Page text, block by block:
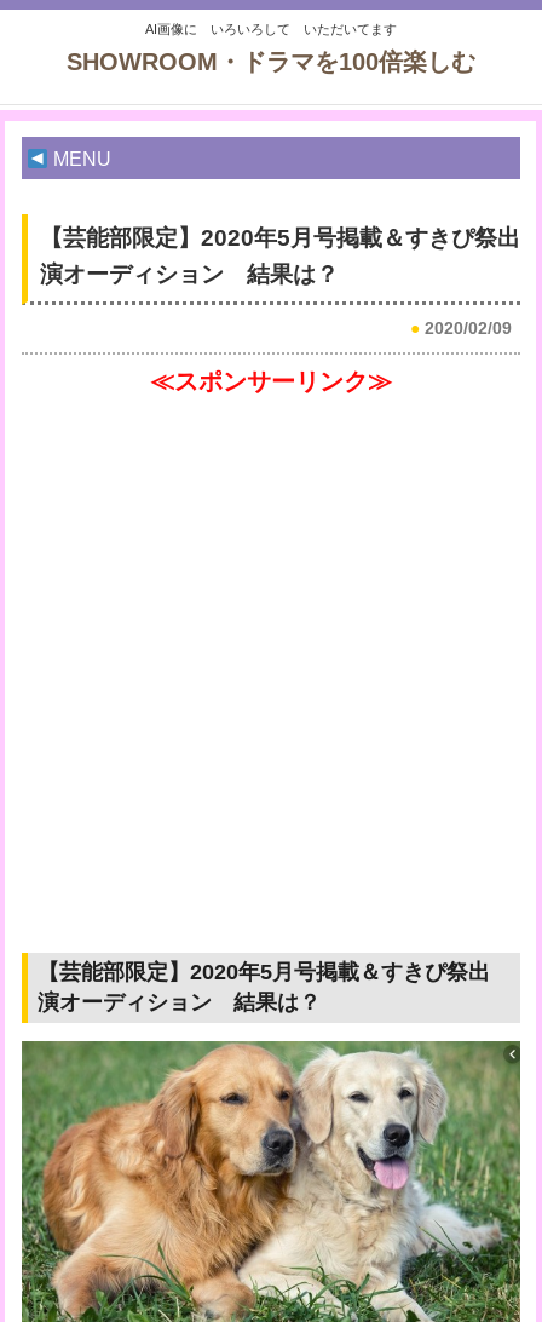
AI画像に いろいろして いただいてます
SHOWROOM・ドラマを100倍楽しむ
MENU
【芸能部限定】2020年5月号掲載＆すきぴ祭出
演オーディション 結果は？
●2020/02/09
≪スポンサーリンク≫
【芸能部限定】2020年5月号掲載＆すきぴ祭出
演オーディション 結果は？